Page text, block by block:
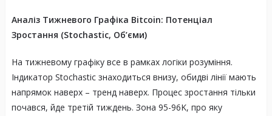
Аналіз Тижневого Графіка Bitcoin: Потенціал
Зростання (Stochastic, Об’єми)
На тижневому графіку все в рамках логіки розуміння.
Індикатор Stochastic знаходиться внизу, обидві лінії мають
напрямок наверх – тренд наверх. Процес зростання тільки
почався, йде третій тиждень. Зона 95-96K, про яку